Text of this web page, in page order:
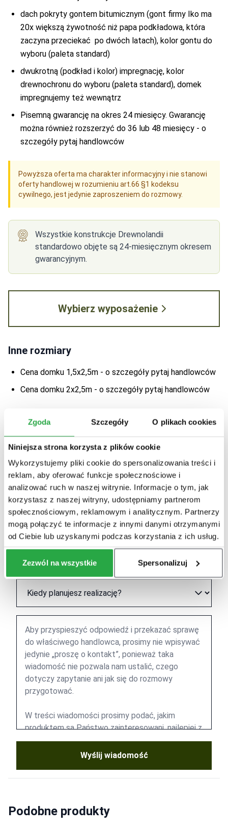
Zgoda Szczegóły O plikach cookies
Niniejsza strona korzysta z plików cookie
Wykorzystujemy pliki cookie do spersonalizowania treści i
reklam, aby oferować funkcje społecznościowe i
analizować ruch w naszej witrynie. Informacje o tym, jak
korzystasz z naszej witryny, udostępniamy partnerom
społecznościowym, reklamowym i analitycznym. Partnerzy
mogą połączyć te informacje z innymi danymi otrzymanymi
od Ciebie lub uzyskanymi podczas korzystania z ich usług.
Zezwól na wszystkie Spersonalizuj
dach pokryty gontem bitumicznym (gont firmy Iko ma
20x większą żywotność niż papa podkładowa, która
zaczyna przeciekać po dwóch latach), kolor gontu do
wyboru (paleta standard)
dwukrotną (podkład i kolor) impregnację, kolor
drewnochronu do wyboru (paleta standard), domek
impregnujemy też wewnątrz
Pisemną gwarancję na okres 24 miesięcy. Gwarancję
można również rozszerzyć do 36 lub 48 miesięcy - o
szczegóły pytaj handlowców
Powyższa oferta ma charakter informacyjny i nie stanowi
oferty handlowej w rozumieniu art.66 §1 kodeksu
cywilnego, jest jedynie zaproszeniem do rozmowy.
Wszystkie konstrukcje Drewnolandii
standardowo objęte są 24-miesięcznym okresem
gwarancyjnym.
Wybierz wyposażenie
Inne rozmiary
Cena domku 1,5x2,5m - o szczegóły pytaj handlowców
Cena domku 2x2,5m - o szczegóły pytaj handlowców
Masz pytania?
Skontaktuj się z nami!
Wyślij wiadomość
Podobne produkty